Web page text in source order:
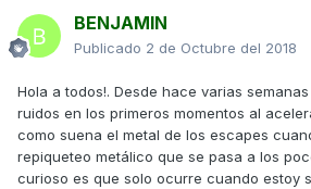
BENJAMIN
Publicado 2 de Octubre del 2018
Hola a todos!. Desde hace varias
ruidos en los primeros momentos al
como suena el metal de los escapes
repiqueteo metálico que se pasa a los
curioso es que solo ocurre cuando estoy